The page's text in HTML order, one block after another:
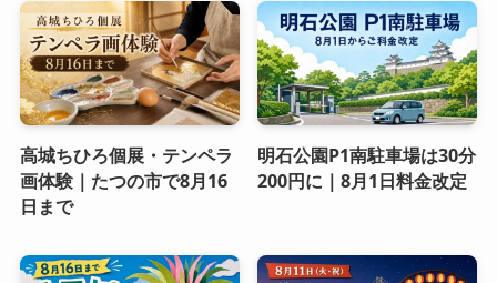
高城ちひろ個展・テンペラ
画体験｜たつの市で8月16
日まで
明石公園P1南駐車場は30分
200円に｜8月1日料金改定